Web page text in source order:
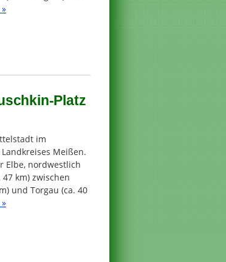
Platz
im
Meißen.
Elbe, nordwestlich
km) zwischen
und Torgau (ca. 40